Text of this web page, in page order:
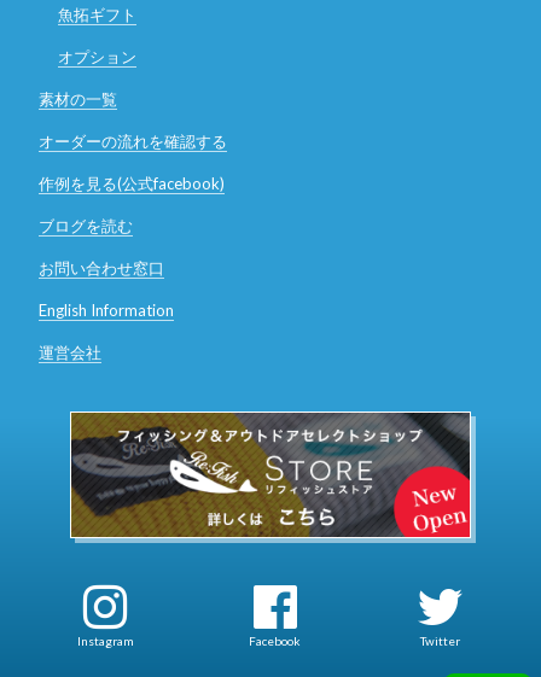
魚拓ギフト
オプション
素材の一覧
オーダーの流れを確認する
作例を見る(公式facebook)
ブログを読む
お問い合わせ窓口
English Information
運営会社
Instagram Facebook Twitter